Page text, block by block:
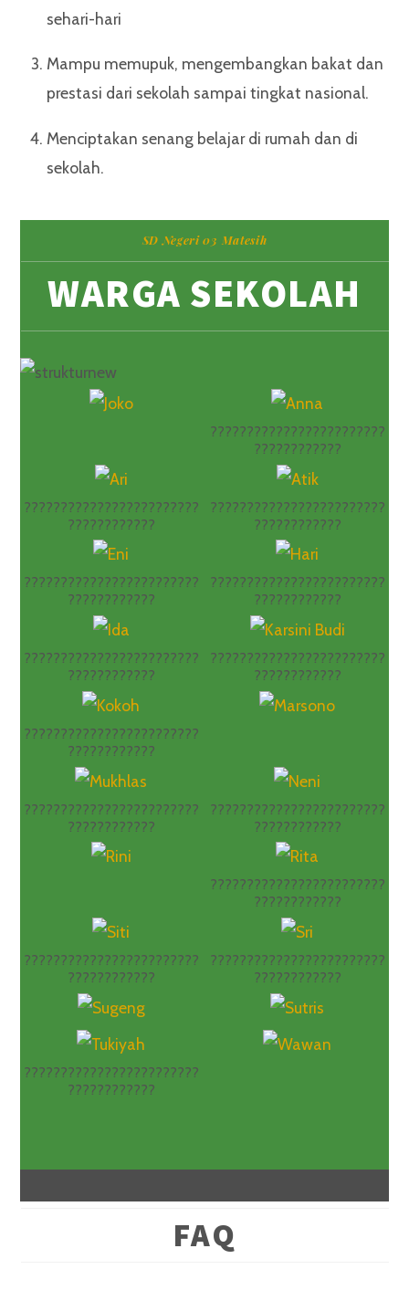
sehari-hari
Mampu memupuk, mengembangkan bakat dan
prestasi dari sekolah sampai tingkat nasional.
Menciptakan senang belajar di rumah dan di
sekolah.
SD Negeri 03 Matesih
WARGA SEKOLAH
????????????????????????
????????????
????????????????????????
????????????
????????????????????????
????????????
????????????????????????
????????????
????????????????????????
????????????
????????????????????????
????????????
????????????????????????
????????????
????????????????????????
????????????
????????????????????????
????????????
????????????????????????
????????????
????????????????????????
????????????
????????????????????????
????????????
????????????????????????
????????????
????????????????????????
????????????
FAQ